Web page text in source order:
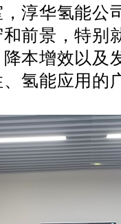
淳华氢能公
前景，特别
本增效以及
氢能应用的